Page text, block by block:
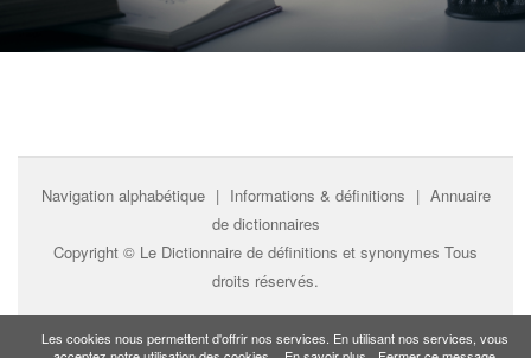
Navigation alphabétique | Informations & définitions | Annuaire
de dictionnaires
Copyright © Le Dictionnaire de définitions et synonymes Tous
droits réservés.
Les cookies nous permettent d'offrir nos services. En utilisant nos services, vous